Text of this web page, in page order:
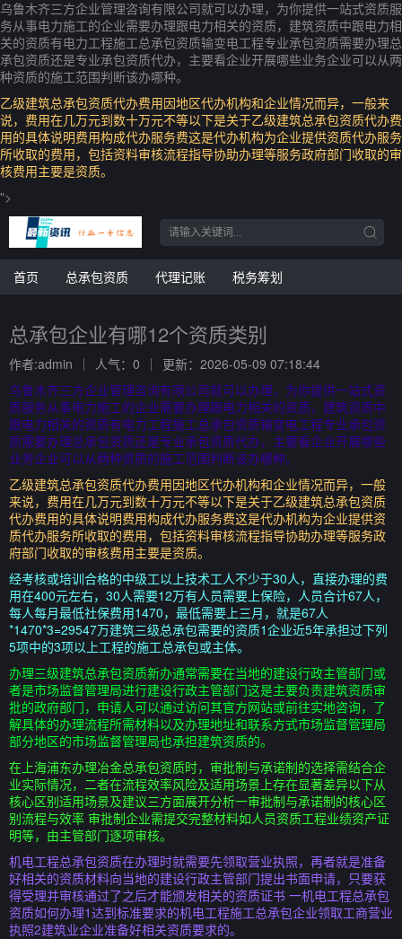
乌鲁木齐三方企业管理咨询有限公司就可以办理，为你提供一站式资质服
务从事电力施工的企业需要办理跟电力相关的资质，建筑资质中跟电力相
关的资质有电力工程施工总承包资质输变电工程专业承包资质需要办理总
承包资质还是专业承包资质代办，主要看企业开展哪些业务企业可以从两
种资质的施工范围判断该办哪种。
乙级建筑总承包资质代办费用因地区代办机构和企业情况而异，一般来
说，费用在几万元到数十万元不等以下是关于乙级建筑总承包资质代办费
用的具体说明费用构成代办服务费这是代办机构为企业提供资质代办服务
所收取的费用，包括资料审核流程指导协助办理等服务政府部门收取的审
核费用主要是资质。
">
首页 总承包资质 代理记账 税务筹划
总承包企业有哪12个资质类别
作者:admin 人气：0
更新：2026-05-09 07:18:44
乌鲁木齐三方企业管理咨询有限公司就可以办理，为你提供一站式资
质服务从事电力施工的企业需要办理跟电力相关的资质，建筑资质中
跟电力相关的资质有电力工程施工总承包资质输变电工程专业承包资
质需要办理总承包资质还是专业承包资质代办，主要看企业开展哪些
业务企业可以从两种资质的施工范围判断该办哪种。
乙级建筑总承包资质代办费用因地区代办机构和企业情况而异，一般
来说，费用在几万元到数十万元不等以下是关于乙级建筑总承包资质
代办费用的具体说明费用构成代办服务费这是代办机构为企业提供资
质代办服务所收取的费用，包括资料审核流程指导协助办理等服务政
府部门收取的审核费用主要是资质。
经考核或培训合格的中级工以上技术工人不少于30人，直接办理的费
用在400元左右，30人需要12万有人员需要上保险，人员合计67人，
每人每月最低社保费用1470，最低需要上三月，就是67人
*1470*3=29547万建筑三级总承包需要的资质1企业近5年承担过下列
5项中的3项以上工程的施工总承包或主体。
办理三级建筑总承包资质新办通常需要在当地的建设行政主管部门或
者是市场监督管理局进行建设行政主管部门这是主要负责建筑资质审
批的政府部门，申请人可以通过访问其官方网站或前往实地咨询，了
解具体的办理流程所需材料以及办理地址和联系方式市场监督管理局
部分地区的市场监督管理局也承担建筑资质的。
在上海浦东办理冶金总承包资质时，审批制与承诺制的选择需结合企
业实际情况，二者在流程效率风险及适用场景上存在显著差异以下从
核心区别适用场景及建议三方面展开分析一审批制与承诺制的核心区
别流程与效率 审批制企业需提交完整材料如人员资质工程业绩资产证
明等，由主管部门逐项审核。
机电工程总承包资质在办理时就需要先领取营业执照，再者就是准备
好相关的资质材料向当地的建设行政主管部门提出书面申请，只要获
得受理并审核通过了之后才能颁发相关的资质证书 一机电工程总承包
资质如何办理1达到标准要求的机电工程施工总承包企业领取工商营业
执照2建筑业企业准备好相关资质要求的。